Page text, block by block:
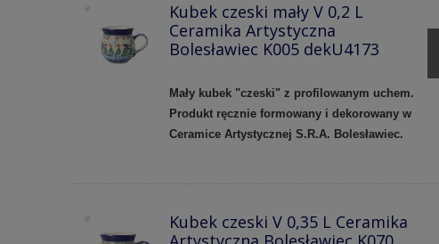
Kubek czeski mały V 0,2 L
Ceramika Artystyczna
Bolesławiec K005 dekU4173
Mały kubek "czeski" z profilowanym uchem.
Produkt ręcznie formowany i dekorowany w
Ceramice Artystycznej S.R.A. Bolesławiec.
Kubek czeski V 0,35 L Ceramika